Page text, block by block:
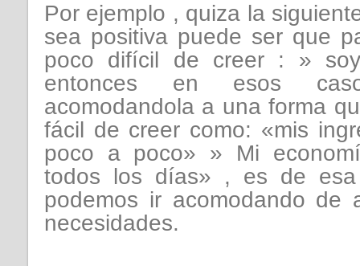
Por ejemplo , quiza la
sea positiva puede ser que
poco difícil de creer : »
entonces en esos
acomodandola a una forma
fácil de creer como: «mis
poco a poco» » Mi
todos los días» , es de
podemos ir acomodando de
necesidades.